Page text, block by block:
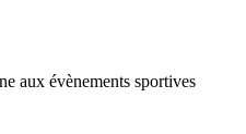
aux évènements sportives